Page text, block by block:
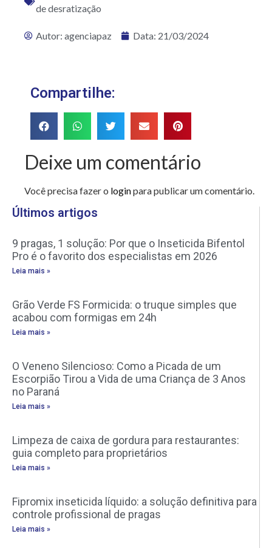
Últimos artigos
9 pragas, 1 solução: Por que o Inseticida Bifentol
Pro é o favorito dos especialistas em 2026
Leia mais »
Grão Verde FS Formicida: o truque simples que
acabou com formigas em 24h
Leia mais »
O Veneno Silencioso: Como a Picada de um
Escorpião Tirou a Vida de uma Criança de 3 Anos
no Paraná
Leia mais »
Limpeza de caixa de gordura para restaurantes:
guia completo para proprietários
Leia mais »
Fipromix inseticida líquido: a solução definitiva para
controle profissional de pragas
Leia mais »
de desratização
Autor: agenciapaz Data: 21/03/2024
Compartilhe:
Deixe um comentário
Você precisa fazer o loginpara publicar um comentário.